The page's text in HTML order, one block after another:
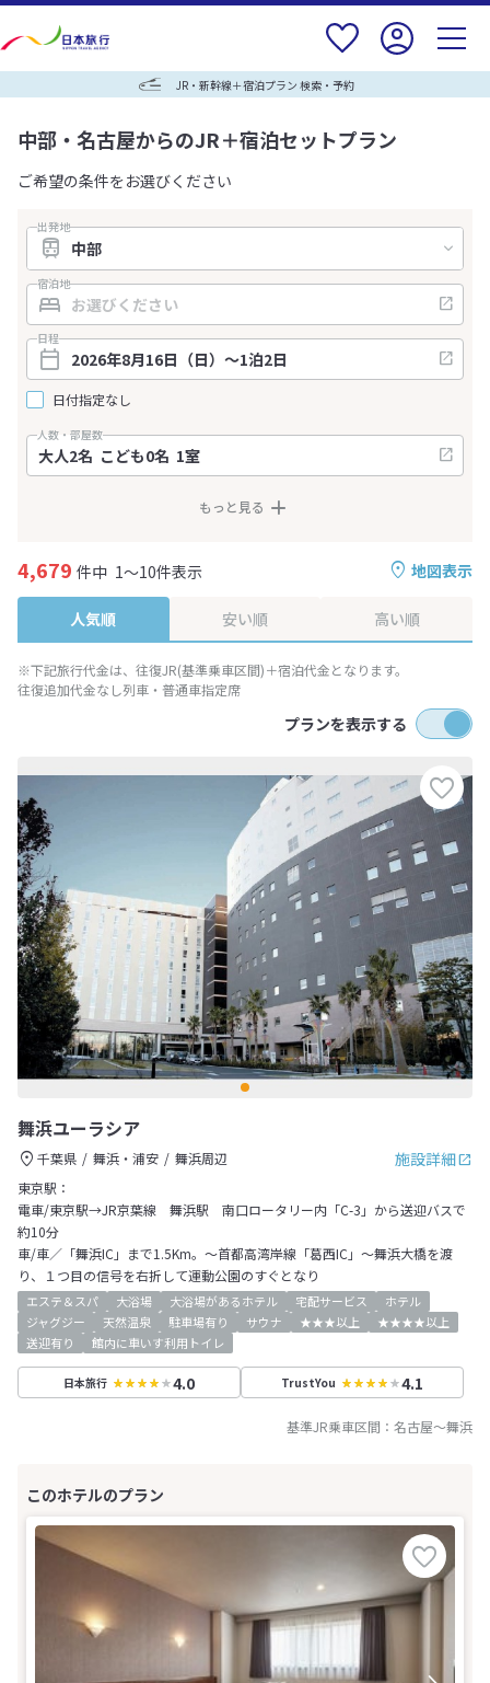
JR・新幹線＋宿泊プラン 検索・予約
中部・名古屋からのJR＋宿泊セットプラン
ご希望の条件をお選びください
出発地
宿泊地
日程
日付指定なし
人数・部屋数
もっと見る
地図表示
4,679 件中 1～10件表示
人気順 安い順 高い順
※下記旅行代金は、往復JR(基準乗車区間)＋宿泊代金となります。
往復追加代金なし列車・普通車指定席
プランを表示する
舞浜ユーラシア
施設詳細
千葉県 舞浜・浦安
舞浜周辺
東京駅：
電車/東京駅→JR京葉線 舞浜駅 南口ロータリー内「C-3」から送迎バスで
約10分
車/車／「舞浜IC」まで1.5Km。～首都高湾岸線「葛西IC」～舞浜大橋を渡
り、１つ目の信号を右折して運動公園のすぐとなり
エステ＆スパ 大浴場 大浴場があるホテル 宅配サービス
ホテル
ジャグジー
天然温泉 駐車場有り サウナ ★★★以上
★★★★以上
送迎有り
館内に車いす利用トイレ
日本旅行 4.0 TrustYou 4.1
基準JR乗車区間： 名古屋～舞浜